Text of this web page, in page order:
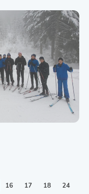
16 17 18 24